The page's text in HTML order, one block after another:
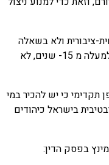
ציבורית ולא בשאלה
דתית, ומשהמחוקק לא הכריע בה במשך למעלה מ 15- שנים, לא
כי יש להכיר במי
בישראל כיהודים
בפסק הדין: